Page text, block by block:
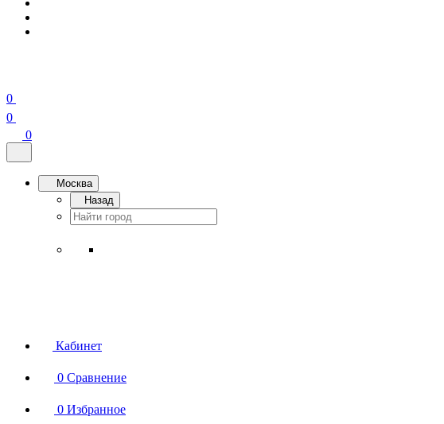
0
0
0
Москва
Назад
Кабинет
0 Сравнение
0 Избранное